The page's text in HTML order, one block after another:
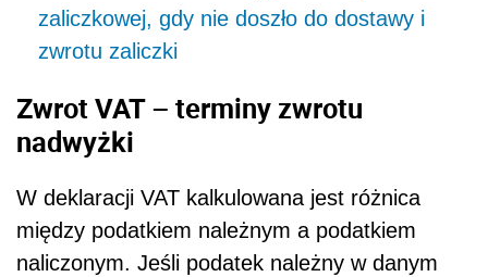
zaliczkowej, gdy nie doszło do dostawy i
zwrotu zaliczki
Zwrot VAT – terminy zwrotu
nadwyżki
W deklaracji VAT kalkulowana jest różnica
między podatkiem należnym a podatkiem
naliczonym. Jeśli podatek należny w danym